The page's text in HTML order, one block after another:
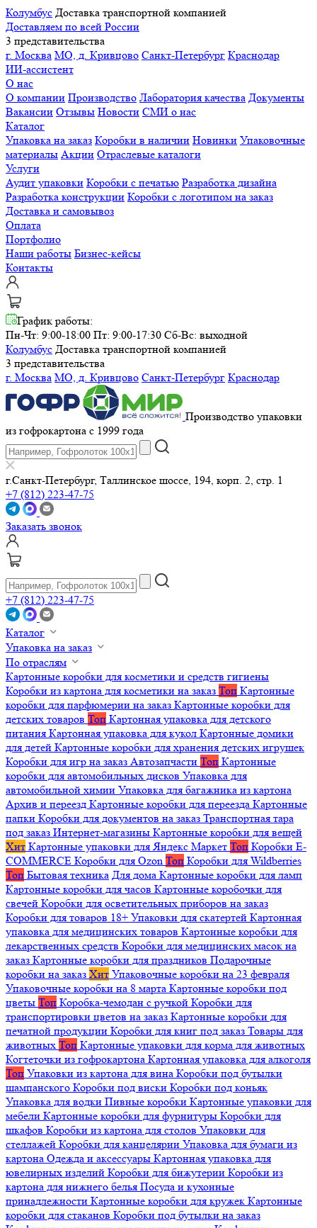
Колумбус Доставка транспортной компанией
Доставляем по всей России
3 представительства
г. Москва МО, д. Кривцово Санкт-Петербург Краснодар
ИИ-ассистент
О нас
О компании Производство Лаборатория качества Документы
Вакансии Отзывы Новости СМИ о нас
Каталог
Упаковка на заказ Коробки в наличии Новинки Упаковочные
материалы Акции Отраслевые каталоги
Услуги
Аудит упаковки Коробки с печатью Разработка дизайна
Разработка конструкции Коробки с логотипом на заказ
Доставка и самовывоз
Оплата
Портфолио
Наши работы Бизнес-кейсы
Контакты
График работы:
Пн-Чт: 9:00-18:00 Пт: 9:00-17:30 Сб-Вс: выходной
Колумбус Доставка транспортной компанией
3 представительства
г. Москва МО, д. Кривцово Санкт-Петербург Краснодар
Производство упаковки
из гофрокартона с 1999 года
г.Санкт-Петербург, Таллинское шоссе, 194, корп. 2, стр. 1
+7 (812) 223-47-75
Заказать звонок
+7 (812) 223-47-75
Каталог
Упаковка на заказ
По отраслям
Картонные коробки для косметики и средств гигиены
Коробки из картона для косметики на заказ Топ Картонные
коробки для парфюмерии на заказ Картонные коробки для
детских товаров Топ Картонная упаковка для детского
питания Картонная упаковка для кукол Картонные домики
для детей Картонные коробки для хранения детских игрушек
Коробки для игр на заказ Автозапчасти Топ Картонные
коробки для автомобильных дисков Упаковка для
автомобильной химии Упаковка для багажника из картона
Архив и переезд Картонные коробки для переезда Картонные
папки Коробки для документов на заказ Транспортная тара
под заказ Интернет-магазины Картонные коробки для вещей
Хит Картонные упаковки для Яндекс Маркет Топ Коробки E-
COMMERCE Коробки для Ozon Топ Коробки для Wildberries
Топ Бытовая техника Для дома Картонные коробки для ламп
Картонные коробки для часов Картонные коробочки для
свечей Коробки для осветительных приборов на заказ
Коробки для товаров 18+ Упаковки для скатертей Картонная
упаковка для медицинских товаров Картонные коробки для
лекарственных средств Коробки для медицинских масок на
заказ Картонные коробки для праздников Подарочные
коробки на заказ Хит Упаковочные коробки на 23 февраля
Упаковочные коробки на 8 марта Картонные коробки под
цветы Топ Коробка-чемодан с ручкой Коробки для
транспортировки цветов на заказ Картонные коробки для
печатной продукции Коробки для книг под заказ Товары для
животных Топ Картонные упаковки для корма для животных
Когтеточки из гофрокартона Картонная упаковка для алкоголя
Топ Упаковки из картона для вина Коробки под бутылки
шампанского Коробки под виски Коробки под коньяк
Упаковка для водки Пивные коробки Картонные упаковки для
мебели Картонные коробки для фурнитуры Коробки для
шкафов Коробки из картона для столов Упаковки для
стеллажей Коробки для канцелярии Упаковка для бумаги из
картона Одежда и аксессуары Картонная упаковка для
ювелирных изделий Коробки для бижутерии Коробки из
картона для нижнего белья Посуда и кухонные
принадлежности Картонные коробки для кружек Картонные
коробки для стаканов Коробки под бутылки на заказ